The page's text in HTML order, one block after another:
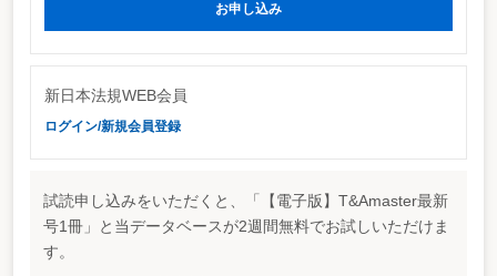
しているほか、全段階において消費税等に係る事案が増加していることが特徴
的といえる。
取消（敗訴））の割合が増加している。
を、審査請求については1年以内の裁決を、訴訟においても、裁判迅速化法の
お申し込み
新日本法規WEB会員
ログイン/新規会員登録
試読申し込みをいただくと、「【電子版】T&Amaster最新
号1冊」と当データベースが2週間無料でお試しいただけま
す。